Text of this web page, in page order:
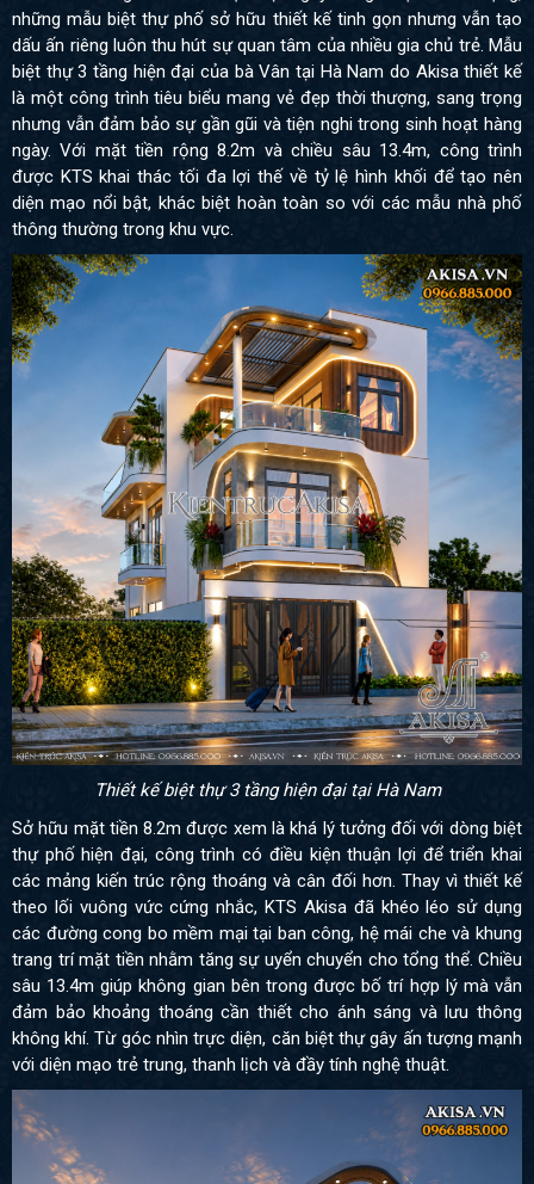
những mẫu biệt thự phố sở hữu thiết kế tinh gọn nhưng vẫn tạo
dấu ấn riêng luôn thu hút sự quan tâm của nhiều gia chủ trẻ. Mẫu
biệt thự 3 tầng hiện đại của bà Vân tại Hà Nam do Akisa thiết kế
là một công trình tiêu biểu mang vẻ đẹp thời thượng, sang trọng
nhưng vẫn đảm bảo sự gần gũi và tiện nghi trong sinh hoạt hàng
ngày. Với mặt tiền rộng 8.2m và chiều sâu 13.4m, công trình
được KTS khai thác tối đa lợi thế về tỷ lệ hình khối để tạo nên
diện mạo nổi bật, khác biệt hoàn toàn so với các mẫu nhà phố
thông thường trong khu vực.
Thiết kế biệt thự 3 tầng hiện đại tại Hà Nam
Sở hữu mặt tiền 8.2m được xem là khá lý tưởng đối với dòng biệt
thự phố hiện đại, công trình có điều kiện thuận lợi để triển khai
các mảng kiến trúc rộng thoáng và cân đối hơn. Thay vì thiết kế
theo lối vuông vức cứng nhắc, KTS Akisa đã khéo léo sử dụng
các đường cong bo mềm mại tại ban công, hệ mái che và khung
trang trí mặt tiền nhằm tăng sự uyển chuyển cho tổng thể. Chiều
sâu 13.4m giúp không gian bên trong được bố trí hợp lý mà vẫn
đảm bảo khoảng thoáng cần thiết cho ánh sáng và lưu thông
không khí. Từ góc nhìn trực diện, căn biệt thự gây ấn tượng mạnh
với diện mạo trẻ trung, thanh lịch và đầy tính nghệ thuật.